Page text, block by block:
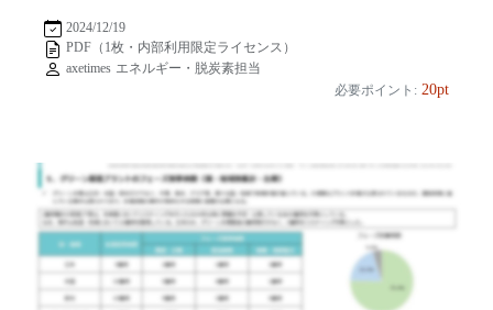
2024/12/19
PDF（1枚・内部利用限定ライセンス）
axetimes エネルギー・脱炭素担当
必要ポイント: 20pt